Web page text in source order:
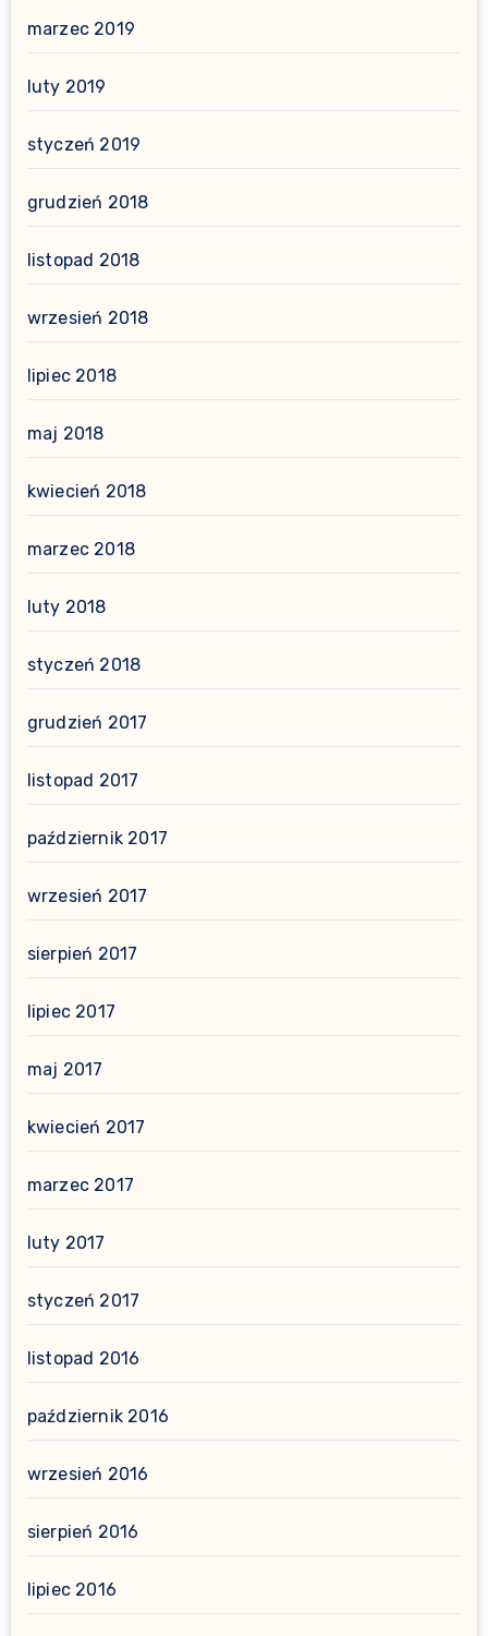
marzec 2019
luty 2019
styczeń 2019
grudzień 2018
listopad 2018
wrzesień 2018
lipiec 2018
maj 2018
kwiecień 2018
marzec 2018
luty 2018
styczeń 2018
grudzień 2017
listopad 2017
październik 2017
wrzesień 2017
sierpień 2017
lipiec 2017
maj 2017
kwiecień 2017
marzec 2017
luty 2017
styczeń 2017
listopad 2016
październik 2016
wrzesień 2016
sierpień 2016
lipiec 2016